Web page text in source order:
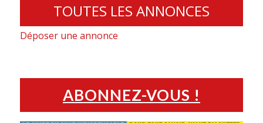
TOUTES LES ANNONCES
Déposer une annonce
ABONNEZ-VOUS !